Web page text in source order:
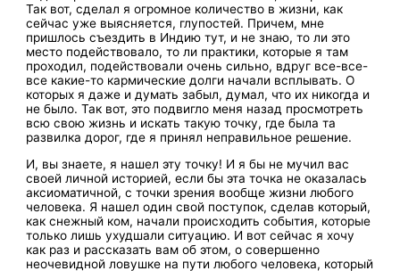
Так вот, сделал я огромное количество в жизни, как
сейчас уже выясняется, глупостей. Причем, мне
пришлось съездить в Индию тут, и не знаю, то ли это
место подействовало, то ли практики, которые я там
проходил, подействовали очень сильно, вдруг все-все-
все какие-то кармические долги начали всплывать. О
которых я даже и думать забыл, думал, что их никогда и
не было. Так вот, это подвигло меня назад просмотреть
всю свою жизнь и искать такую точку, где была та
развилка дорог, где я принял неправильное решение.
И, вы знаете, я нашел эту точку! И я бы не мучил вас
своей личной историей, если бы эта точка не оказалась
аксиоматичной, с точки зрения вообще жизни любого
человека. Я нашел один свой поступок, сделав который,
как снежный ком, начали происходить события, которые
только лишь ухудшали ситуацию. И вот сейчас я хочу
как раз и рассказать вам об этом, о совершенно
неочевидной ловушке на пути любого человека, который